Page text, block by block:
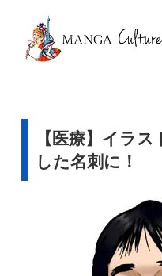
【医療】イラ
した名刺に！